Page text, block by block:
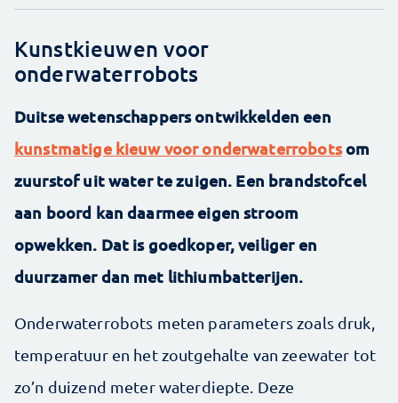
Kunstkieuwen voor
onderwaterrobots
Duitse wetenschappers ontwikkelden een
kunstmatige kieuw voor onderwaterrobotsom
zuurstof uit water te zuigen. Een brandstofcel
aan boord kan daarmee eigen stroom
opwekken. Dat is goedkoper, veiliger en
duurzamer dan met lithiumbatterijen.
Onderwaterrobots meten parameters zoals druk,
temperatuur en het zoutgehalte van zeewater tot
zo’n duizend meter waterdiepte. Deze